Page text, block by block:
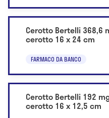
Cerotto Bertelli 368,6
cerotto 16 x 24 cm
FARMACO DA BANCO
Cerotto Bertelli 192
cerotto 16 x 12,5 cm